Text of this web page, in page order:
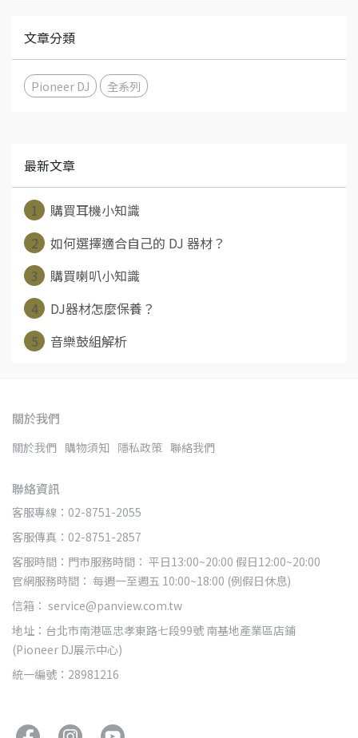
文章分類
Pioneer DJ 全系列
最新文章
1
購買耳機小知識
2
如何選擇適合自己的 DJ 器材？
3
購買喇叭小知識
4
DJ器材怎麼保養？
5
音樂鼓組解析
關於我們
關於我們 購物須知 隱私政策 聯絡我們
聯絡資訊
客服專線：02-8751-2055
客服傳真：02-8751-2857
客服時間：門市服務時間： 平日13:00~20:00 假日12:00~20:00
官網服務時間： 每週一至週五 10:00~18:00 (例假日休息)
信箱： service@panview.com.tw
地址：台北市南港區忠孝東路七段99號 南基地產業區店鋪
(Pioneer DJ展示中心)
統一編號：28981216